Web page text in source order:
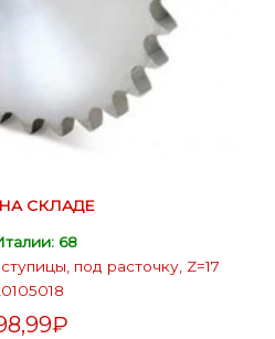
СКЛАДЕ
68
под расточку, Z=17
₽